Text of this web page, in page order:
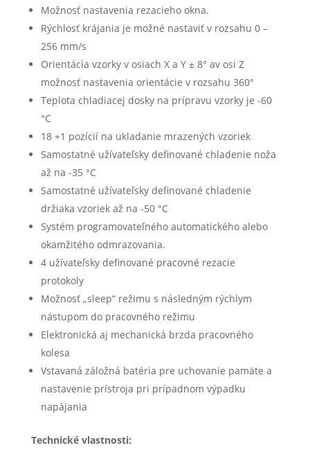
Možnosť nastavenia rezacieho okna.
Rýchlosť krájania je možné nastaviť v rozsahu 0 –
256 mm/s
Orientácia vzorky v osiach X a Y ± 8° av osi Z
možnosť nastavenia orientácie v rozsahu 360°
Teplota chladiacej dosky na prípravu vzorky je -60
°C
18 +1 pozícií na ukladanie mrazených vzoriek
Samostatné užívateľsky definované chladenie noža
až na -35 °C
Samostatné užívateľsky definované chladenie
držiaka vzoriek až na -50 °C
Systém programovateľného automatického alebo
okamžitého odmrazovania.
4 užívateľsky definované pracovné rezacie
protokoly
Možnosť „sleep“ režimu s následným rýchlym
nástupom do pracovného režimu
Elektronická aj mechanická brzda pracovného
kolesa
Vstavaná záložná batéria pre uchovanie pamäte a
nastavenie prístroja pri prípadnom výpadku
napájania
Technické vlastnosti: